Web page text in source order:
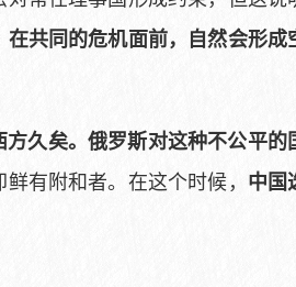
共同的危机面前，自然会形成
方久矣。俄罗斯对这种不公平
有附和者。在这个时候， 中国